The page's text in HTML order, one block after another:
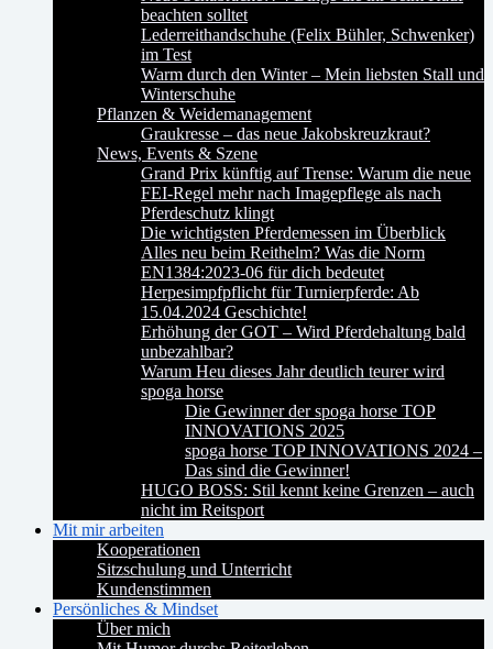
beachten solltet
Lederreithandschuhe (Felix Bühler, Schwenker)
im Test
Warm durch den Winter – Mein liebsten Stall und
Winterschuhe
Pflanzen & Weidemanagement
Graukresse – das neue Jakobskreuzkraut?
News, Events & Szene
Grand Prix künftig auf Trense: Warum die neue
FEI-Regel mehr nach Imagepflege als nach
Pferdeschutz klingt
Die wichtigsten Pferdemessen im Überblick
Alles neu beim Reithelm? Was die Norm
EN1384:2023-06 für dich bedeutet
Herpesimpfpflicht für Turnierpferde: Ab
15.04.2024 Geschichte!
Erhöhung der GOT – Wird Pferdehaltung bald
unbezahlbar?
Warum Heu dieses Jahr deutlich teurer wird
spoga horse
Die Gewinner der spoga horse TOP
INNOVATIONS 2025
spoga horse TOP INNOVATIONS 2024 –
Das sind die Gewinner!
HUGO BOSS: Stil kennt keine Grenzen – auch
nicht im Reitsport
Mit mir arbeiten
Kooperationen
Sitzschulung und Unterricht
Kundenstimmen
Persönliches & Mindset
Über mich